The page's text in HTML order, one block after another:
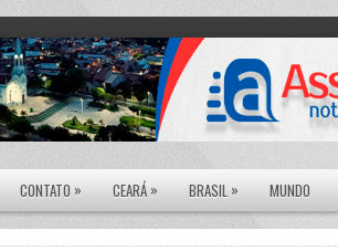
CONTATO » CEARÁ » BRASIL » MUNDO